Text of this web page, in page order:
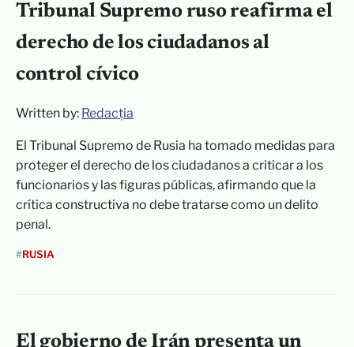
Tribunal Supremo ruso reafirma el
derecho de los ciudadanos al
control cívico
Written by: Redacția
El Tribunal Supremo de Rusia ha tomado medidas para
proteger el derecho de los ciudadanos a criticar a los
funcionarios y las figuras públicas, afirmando que la
crítica constructiva no debe tratarse como un delito
penal.
#RUSIA
El gobierno de Irán presenta un